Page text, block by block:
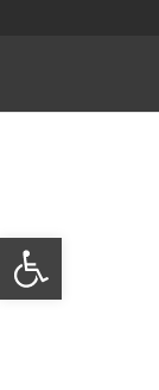
Otwórz pasek narzędzi